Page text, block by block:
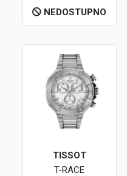
NEDOSTUPNO
TISSOT
T-RACE